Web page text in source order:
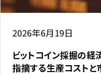
2026年6月19日
ビットコイン採掘の
指摘する生産コスト